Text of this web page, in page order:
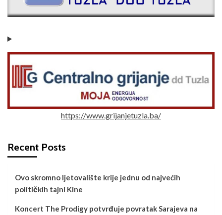
https://www.grijanjetuzla.ba/
Recent Posts
Ovo skromno ljetovalište krije jednu od najvećih
političkih tajni Kine
Koncert The Prodigy potvrđuje povratak Sarajeva na